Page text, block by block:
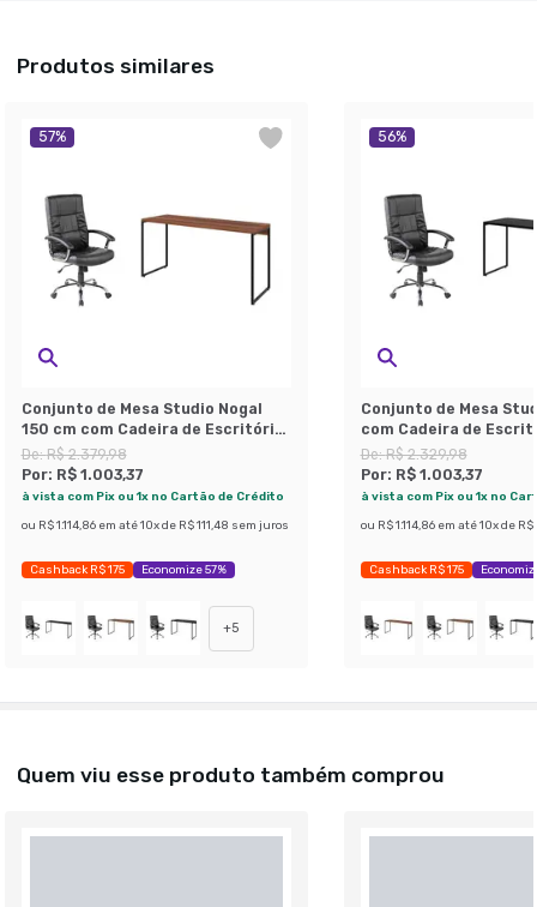
Produtos similares
57%
Conjunto de Mesa Studio Nogal
150 cm com Cadeira de Escritório
Presidente Giratória com Relax
Office Plus Preta
De:R$ 2.379,98
Por: R$ 1.003,37
à vista com Pix ou 1x no Cartão de Crédito
ou R$ 1.114,86 em até 10x de R$ 111,48 sem juros
Cashback R$ 175 Economize 57%
+5
56%
Conjunto de Mesa
com Cadeira de
Presidente Giratória
Office Plus Preta
De:R$ 2.329,98
Por: R$ 1.003,37
à vista com Pix ou 1x no
ou R$ 1.114,86 em até 10x de R$
Cashback R$ 175
Quem viu esse produto também comprou